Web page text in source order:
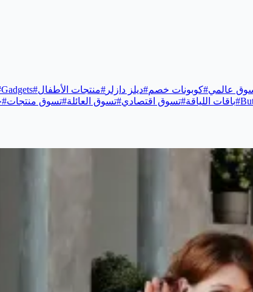
عالمي#كوبونات خصم#ديلز دازلر #منتجات الأطفال#
Gadgets
#باقات اللياقة#تسوق اقتصادي#تسوق العائلة#تسوق منتجات#